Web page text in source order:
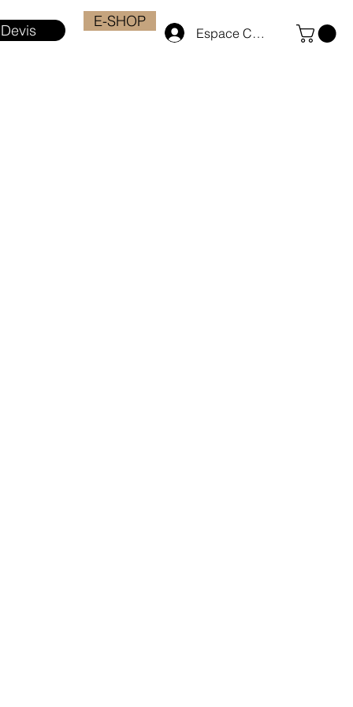
E-SHOP
Espace Client